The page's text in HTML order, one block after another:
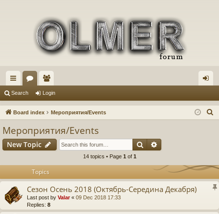
ui
ck
or
u
e
m in
Search Login
Board index Мероприятия/Events
h
Мероприятия/Events
New Topic Search
14 topics • Page 1 of 1
Topics
Сезон Осень 2018 (Октябрь-Середина Декабря)
Last post by Valar« 09 Dec 2018 17:33
Replies: 8